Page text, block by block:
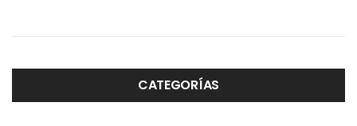
CATEGORÍAS